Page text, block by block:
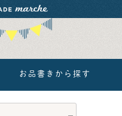
お品書きから探す